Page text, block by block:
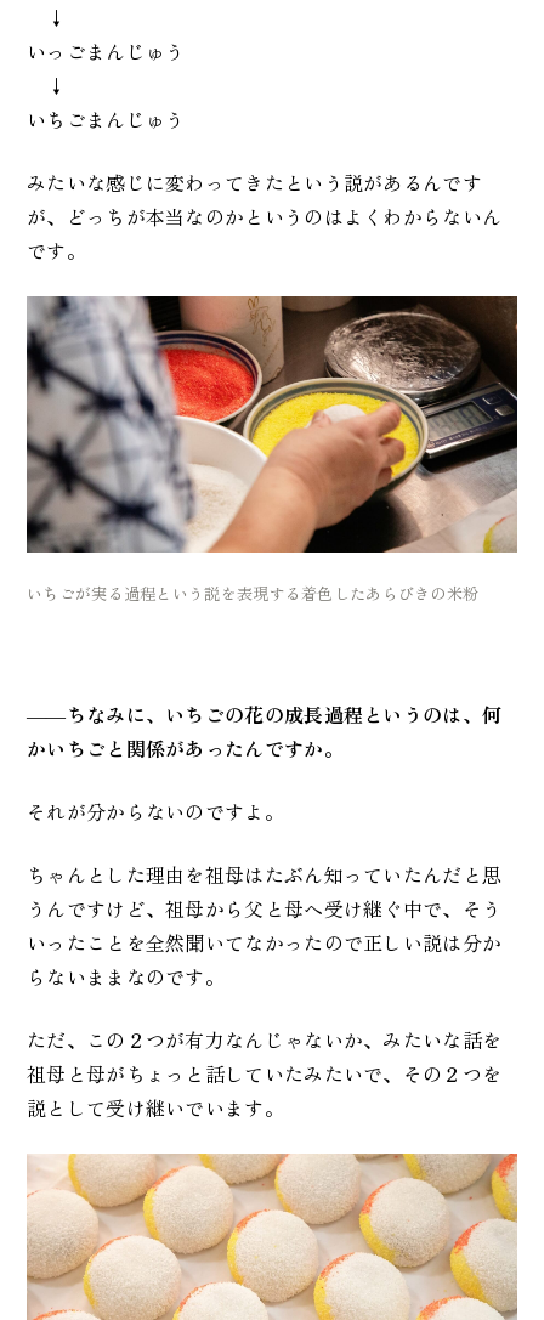
↓
いっごまんじゅう
↓
いちごまんじゅう
みたいな感じに変わってきたという説があるんです
が、どっちが本当なのかというのはよくわからないん
です。
いちごが実る過程という説を表現する着色したあらびきの米粉
――ちなみに、いちごの花の成長過程というのは、何
かいちごと関係があったんですか。
それが分からないのですよ。
ちゃんとした理由を祖母はたぶん知っていたんだと思
うんですけど、祖母から父と母へ受け継ぐ中で、そう
いったことを全然聞いてなかったので正しい説は分か
らないままなのです。
ただ、この２つが有力なんじゃないか、みたいな話を
祖母と母がちょっと話していたみたいで、その２つを
説として受け継いでいます。